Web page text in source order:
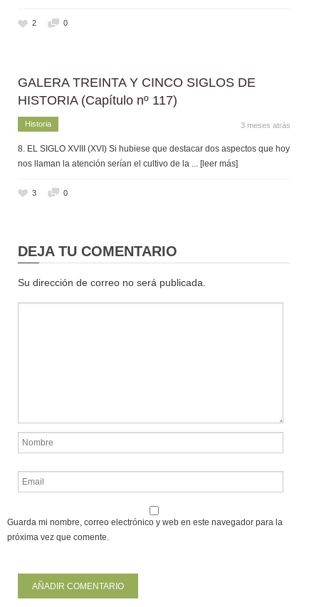
2 0
GALERA TREINTA Y CINCO SIGLOS DE
HISTORIA (Capítulo nº 117)
Historia 3 meses atrás
8. EL SIGLO XVIII (XVI) Si hubiese que destacar dos aspectos que hoy
nos llaman la atención serían el cultivo de la
... [leer más]
3 0
DEJA TU COMENTARIO
Su dirección de correo no será publicada.
Guarda mi nombre, correo electrónico y web en este navegador para la
próxima vez que comente.